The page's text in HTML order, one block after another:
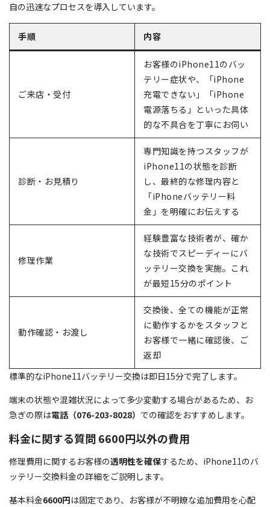
自の迅速なプロセスを導入しています。
手順 内容
ご来店・受付
お客様のiPhone11のバッ
テリー症状や、「iPhone
充電できない」「iPhone
電源落ちる」といった具体
的な不具合を丁寧にお伺い
診断・お見積り
専門知識を持つスタッフが
iPhone11の状態を診断
し、最終的な修理内容と
「iPhoneバッテリー料
金」を明確にお伝えする
修理作業
経験豊富な技術者が、確か
な技術でスピーディーにバ
ッテリー交換を実施。これ
が最短15分のポイント
動作確認・お渡し
交換後、全ての機能が正常
に動作するかをスタッフと
お客様で一緒に確認後、ご
返却
標準的なiPhone11バッテリー交換は即日15分で完了します。
端末の状態や混雑状況によって多少変動する場合があるため、お
急ぎの際は電話（076-203-8028） での確認をおすすめします。
料金に関する質問 6600円以外の費用
修理費用に関するお客様の透明性を確保するため、iPhone11のバ
ッテリー交換料金の詳細をご説明します。
基本料金6600円は固定であり、お客様が不明瞭な追加費用を心配